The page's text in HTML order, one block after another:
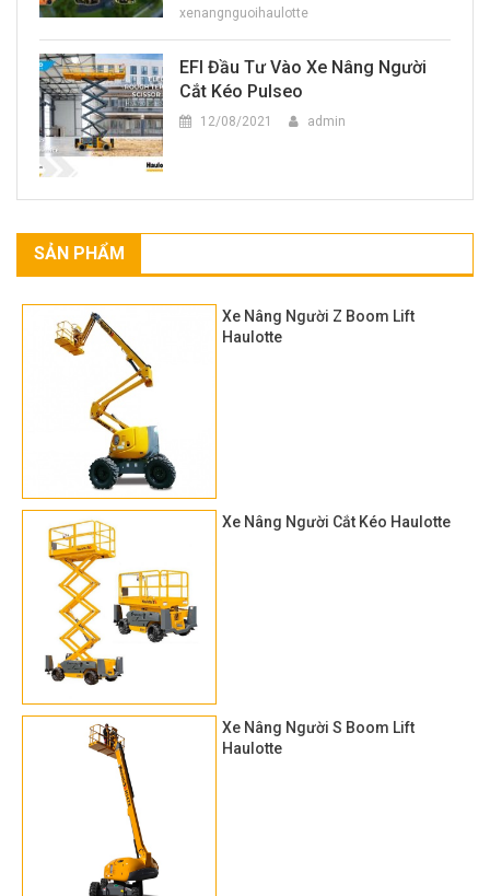
xenangnguoihaulotte
EFI Đầu Tư Vào Xe Nâng Người
Cắt Kéo Pulseo
12/08/2021 admin
SẢN PHẨM
Xe Nâng Người Z Boom Lift
Haulotte
Xe Nâng Người Cắt Kéo Haulotte
Xe Nâng Người S Boom Lift
Haulotte